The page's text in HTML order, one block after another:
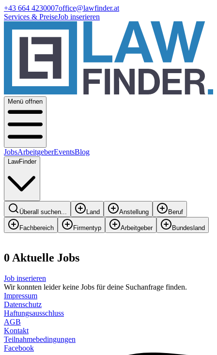
+43 664 4230007office@lawfinder.at
Services & PreiseJob inserieren
Menü offnen
JobsArbeitgeberEventsBlog
LawFinder
Überall suchen... Land Anstellung Beruf
Fachbereich Firmentyp Arbeitgeber Bundesland
0 Aktuelle Jobs
Job inserieren
Wir konnten leider keine Jobs für deine Suchanfrage finden.
Impressum
Datenschutz
Haftungsausschluss
AGB
Kontakt
Teilnahmebedingungen
Facebook